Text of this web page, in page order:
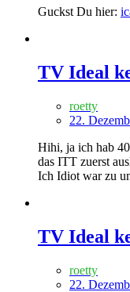
Guckst Du hier:
TV Ideal
roetty
22.
Hihi, ja ich hab
das ITT zuerst
Ich Idiot war zu
TV Ideal
roetty
22.